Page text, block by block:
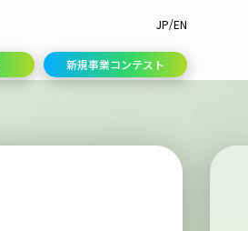
JP/EN
新規事業コンテスト